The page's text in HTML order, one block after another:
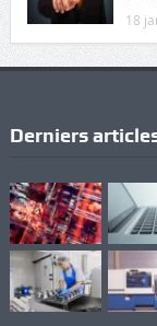
18
Derniers